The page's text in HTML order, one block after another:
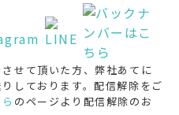
せて頂いた方、弊社あてに
しております。配信解除をご
のページより配信解除のお